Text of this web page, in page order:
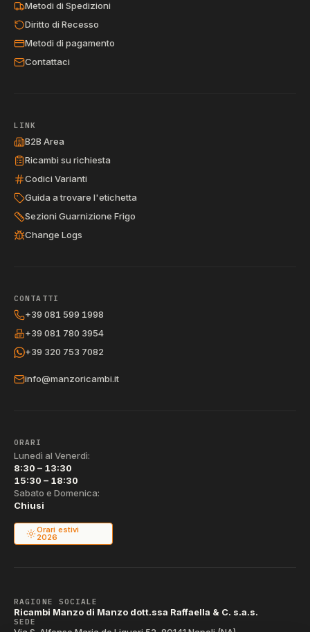
Metodi di Spedizioni
Diritto di Recesso
Metodi di pagamento
Contattaci
LINK
B2B Area
Ricambi su richiesta
Codici Varianti
Guida a trovare l'etichetta
Sezioni Guarnizione Frigo
Change Logs
CONTATTI
+39 081 599 1998
+39 081 780 3954
+39 320 753 7082
info@manzoricambi.it
ORARI
Lunedì al Venerdì:
8:30 – 13:30
15:30 – 18:30
Sabato e Domenica:
Chiusi
Orari estivi
2026
RAGIONE SOCIALE
Ricambi Manzo di Manzo dott.ssa Raffaella & C. s.a.s.
SEDE